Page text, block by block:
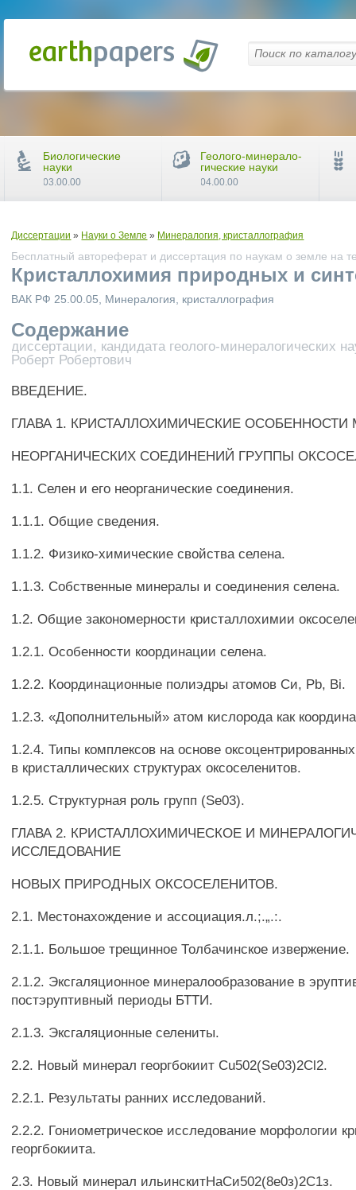
Диссертации » Науки о Земле » Минералогия, кристаллография
Бесплатный автореферат и диссертация по наукам о земле на
Кристаллохимия природных и
ВАК РФ 25.00.05, Минералогия, кристаллография
Содержание
диссертации, кандидата геолого-минералогических
Роберт Робертович
ВВЕДЕНИЕ.
ГЛАВА 1. КРИСТАЛЛОХИМИЧЕСКИЕ
НЕОРГАНИЧЕСКИХ СОЕДИНЕНИЙ ГРУППЫ
1.1. Селен и его неорганические соединения.
1.1.1. Общие сведения.
1.1.2. Физико-химические свойства селена.
1.1.3. Собственные минералы и соединения селена.
1.2. Общие закономерности кристаллохимии
1.2.1. Особенности координации селена.
1.2.2. Координационные полиэдры атомов Си, Pb, Bi.
1.2.3. «Дополнительный» атом кислорода как
1.2.4. Типы комплексов на основе
в кристаллических структурах оксоселенитов.
1.2.5. Структурная роль групп (Se03).
ГЛАВА 2. КРИСТАЛЛОХИМИЧЕСКОЕ И
ИССЛЕДОВАНИЕ
НОВЫХ ПРИРОДНЫХ ОКСОСЕЛЕНИТОВ.
2.1. Местонахождение и ассоциация.л.;.„.:.
2.1.1. Большое трещинное Толбачинское извержение.
2.1.2. Эксгаляционное минералообразование в
постэруптивный периоды БТТИ.
2.1.3. Эксгаляционные селениты.
2.2. Новый минерал георгбокиит Cu502(Se03)2Cl2.
2.2.1. Результаты ранних исследований.
2.2.2. Гониометрическое исследование морфологии
георгбокиита.
2.3. Новый минерал ильинскитНаСи502(8е0з)2С1з.
Биологические
науки
03.00.00
Геолого-минерало-
гические науки
04.00.00